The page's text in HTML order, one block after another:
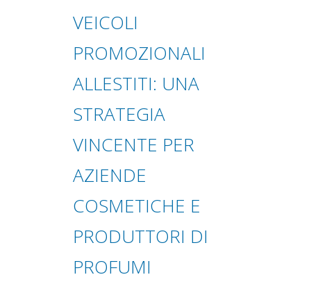
VEICOLI
PROMOZIONALI
ALLESTITI: UNA
STRATEGIA
VINCENTE PER
AZIENDE
COSMETICHE E
PRODUTTORI DI
PROFUMI